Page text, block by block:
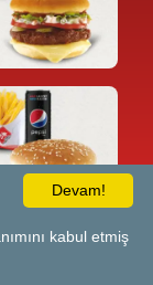
Devam!
kabul etmiş